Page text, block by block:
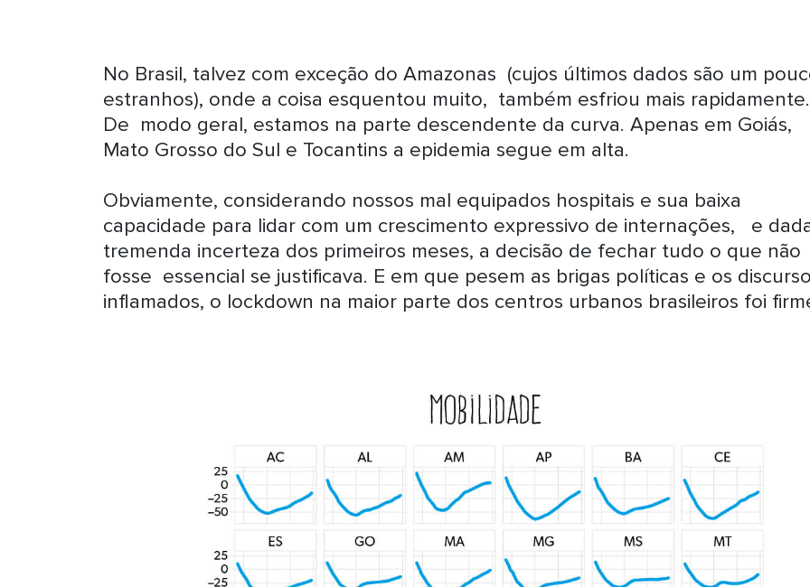
No Brasil, talvez com exceção do Amazonas (cujos últimos dados são um
estranhos), onde a coisa esquentou muito, também esfriou mais
De modo geral, estamos na parte descendente da curva. Apenas em Goiás,
Mato Grosso do Sul e Tocantins a epidemia segue em alta.
Obviamente, considerando nossos mal equipados hospitais e sua baixa
capacidade para lidar com um crescimento expressivo de internações, e
tremenda incerteza dos primeiros meses, a decisão de fechar tudo o que não
fosse essencial se justificava. E em que pesem as brigas políticas e os
inflamados, o lockdown na maior parte dos centros urbanos brasileiros foi